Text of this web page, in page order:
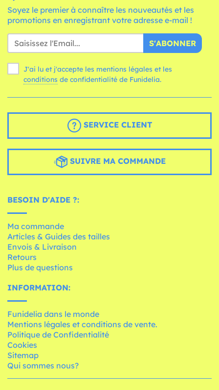
Soyez le premier à connaître les nouveautés et les
promotions en enregistrant votre adresse e-mail !
S'ABONNER
J'ai lu et j'accepte les mentions légales et les
conditions de confidentialité de Funidelia.
SERVICE CLIENT
SUIVRE MA COMMANDE
BESOIN D'AIDE ?:
Ma commande
Articles & Guides des tailles
Envois & Livraison
Retours
Plus de questions
INFORMATION:
Funidelia dans le monde
Mentions légales et conditions de vente.
Politique de Confidentialité
Cookies
Sitemap
Qui sommes nous?